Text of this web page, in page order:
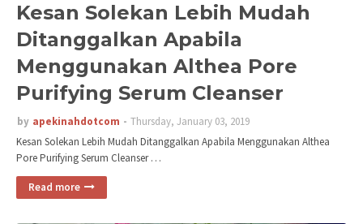
Kesan Solekan Lebih Mudah
Ditanggalkan Apabila
Menggunakan Althea Pore
Purifying Serum Cleanser
by apekinahdotcom
Thursday, January 03, 2019
Kesan Solekan Lebih Mudah Ditanggalkan Apabila Menggunakan Althea
Pore Purifying Serum Cleanser …
Read more